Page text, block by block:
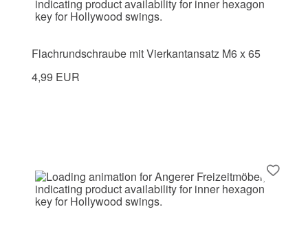
Flachrundschraube mit Vierkantansatz M6 x 65
4,99 EUR